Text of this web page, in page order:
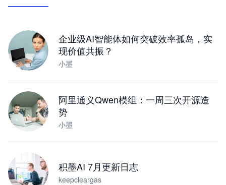
企业级AI智能体如何突破效率孤岛，实
现价值共振？
小墨
阿里通义Qwen模组：一周三次开源造
势
小墨
积墨AI 7月更新日志
keepcleargas